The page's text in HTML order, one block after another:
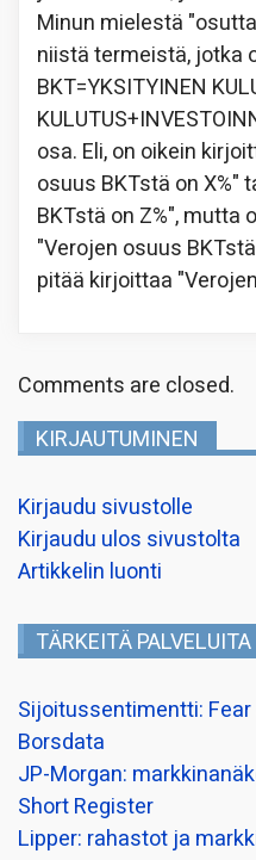
Minun mielestä
niistä termeistä, jotka
BKT=YKSITYINEN
osa. Eli, on oikein
osuus BKTstä on X%"
BKTstä on Z%", mutta
"Verojen osuus
pitää kirjoittaa
Comments are closed.
KIRJAUTUMINEN
Kirjaudu sivustolle
Kirjaudu ulos sivustolta
Artikkelin luonti
TÄRKEITÄ PALVELUITA
Sijoitussentimentti: Fear
Borsdata
JP-Morgan:
Short Register
Lipper: rahastot ja